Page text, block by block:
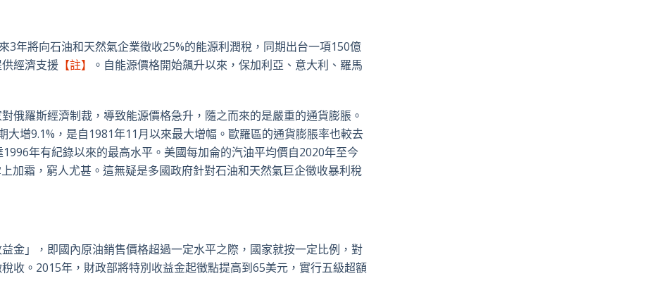
3年將向石油和天然氣企業徵收25%的能源利潤稅，同期出台一項150億
經濟支援 【註】
。自能源價格開始飆升以來，保加利亞、意大利、羅馬
俄羅斯經濟制裁，導致能源價格急升，隨之而來的是嚴重的通貨膨脹。
大增9.1%，是自1981年11月以來最大增幅。歐羅區的通貨膨脹率也較去
年有紀錄以來的最高水平。美國每加侖的汽油平均價自2020年至今
加霜，窮人尤甚。這無疑是多國政府針對石油和天然氣巨企徵收暴利稅
金」，即國內原油銷售價格超過一定水平之際，國家就按一定比例，對
收。2015年，財政部將特別收益金起徵點提高到65美元，實行五級超額